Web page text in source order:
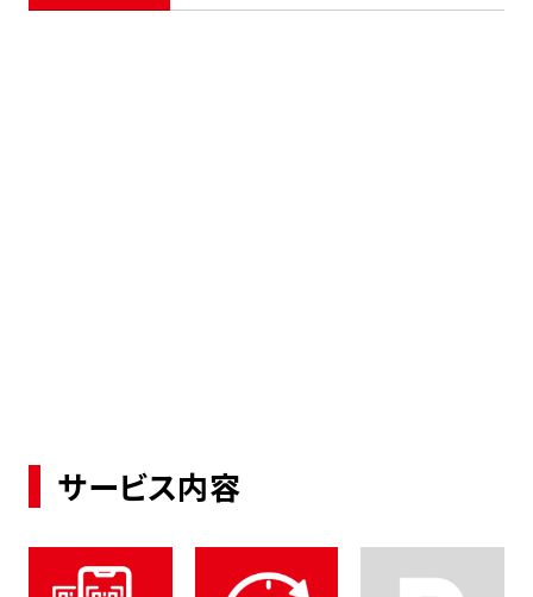
サービス内容